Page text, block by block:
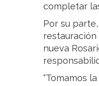
completar
Por su
nueva
“Tomamos